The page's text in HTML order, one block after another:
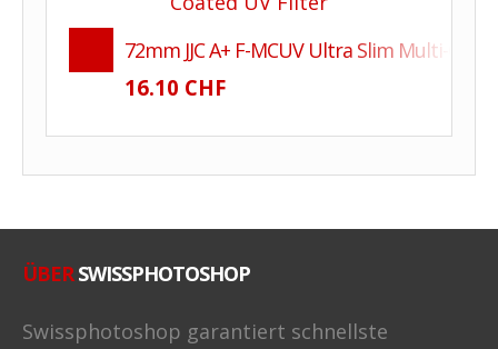
72mm JJC A+ F-MCUV Ultra Slim Multi-
16.10 CHF
ÜBERSWISSPHOTOSHOP
Swissphotoshop garantiert schnellste